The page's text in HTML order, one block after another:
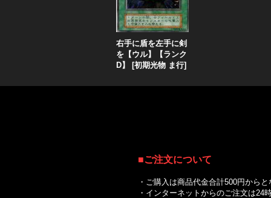
右手に盾を左手に剣
を【ウル】【ランク
D】
[初期光物 ま行]
■ご注文について
・ご購入は商品代金合計500円からと
・インターネットからのご注文は24時